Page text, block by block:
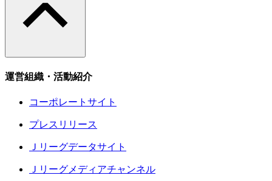
運営組織・活動紹介
コーポレートサイト
プレスリリース
Ｊリーグデータサイト
Ｊリーグメディアチャンネル